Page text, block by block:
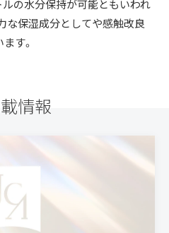
の水分保持が可能ともいわれ
な保湿成分としてや感触改良
す。
情報